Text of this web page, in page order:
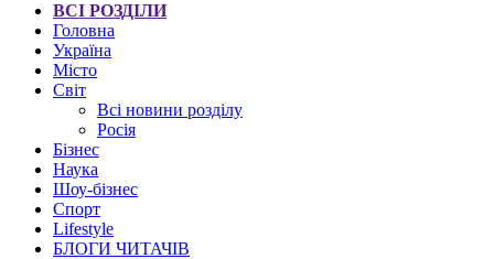
ВСІ РОЗДІЛИ
Головна
Україна
Місто
Світ
Всі новини розділу
Росія
Бізнес
Наука
Шоу-бізнес
Спорт
Lifestyle
БЛОГИ ЧИТАЧІВ